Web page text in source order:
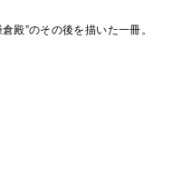
殿”のその後を描いた一冊。